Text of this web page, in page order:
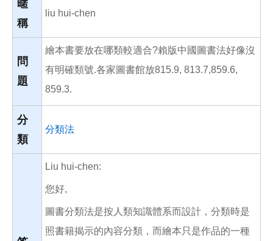
暱
稱
liu hui-chen
問
題
繪本書要放在哪類較適合?賴版中國圖書法好像沒
有明確類號.各家圖書館放815.9, 813.7,859.6,
859.3.
分
類
分類法
Liu hui-chen:
您好,
圖書分類法是按人類知識體系而設計，分類時是
照書籍揭示的內容分類，而繪本只是作品的一種